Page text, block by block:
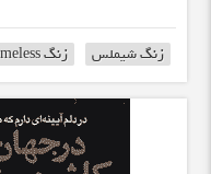
زنگ شیملس زنگ Shameless